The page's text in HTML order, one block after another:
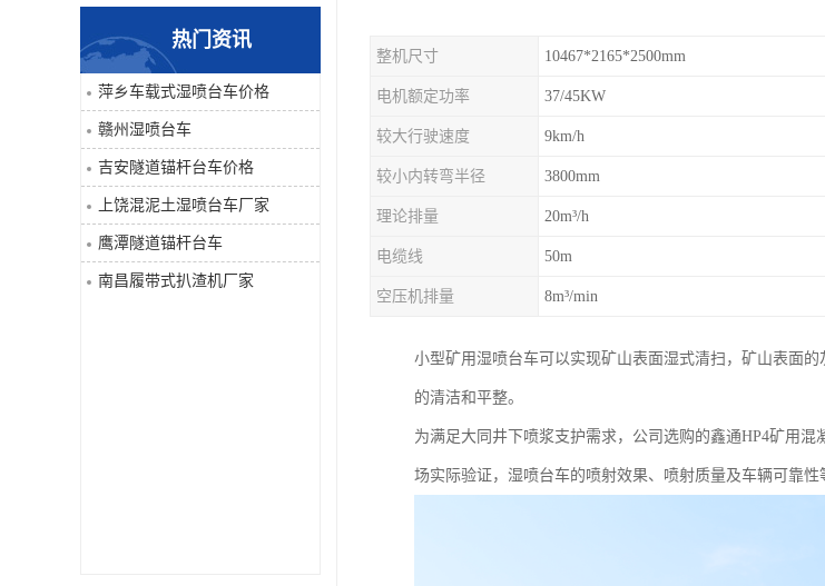
多臂凿岩台车
单臂凿岩台车系列
大坡度用履带扒渣机≤32度
隧道锚杆台车
混泥土湿喷台车
热门资讯
萍乡车载式湿喷台车价格
赣州湿喷台车
吉安隧道锚杆台车价格
上饶混泥土湿喷台车厂家
鹰潭隧道锚杆台车
南昌履带式扒渣机厂家
整机尺寸 10467*2165*2500mm
电机额定功率 37/45KW
较大行驶速度 9km/h
较小内转弯半径 3800mm
理论排量 20m³/h
电缆线 50m
空压机排量 8m³/min
小型矿用湿喷台车可以实现矿山表面湿式清扫，矿山表面
的清洁和平整。
为满足大同井下喷浆支护需求，公司选购的鑫通HP4矿用
场实际验证，湿喷台车的喷射效果、喷射质量及车辆可靠性